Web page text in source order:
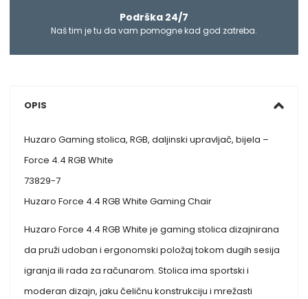
Podrška 24/7
Naš tim je tu da vam pomogne kad god zatreba.
OPIS
Huzaro Gaming stolica, RGB, daljinski upravljač, bijela –
Force 4.4 RGB White
73829-7
Huzaro Force 4.4 RGB White Gaming Chair
Huzaro Force 4.4 RGB White je gaming stolica dizajnirana
da pruži udoban i ergonomski položaj tokom dugih sesija
igranja ili rada za računarom. Stolica ima sportski i
moderan dizajn, jaku čeličnu konstrukciju i mrežasti